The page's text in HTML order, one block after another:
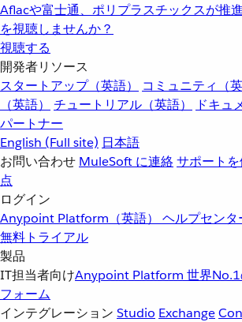
Aflacや富士通、ポリプラスチックスが推
を視聴しませんか？
視聴する
開発者リソース
スタートアップ（英語）
コミュニティ（英
（英語）
チュートリアル（英語）
ドキュ
パートナー
English (Full site) 日本語
お問い合わせ MuleSoft に連絡サポート
点
ログイン
Anypoint Platform（英語） ヘルプセンタ
無料トライアル
製品
IT担当者向けAnypoint Platform 世界
フォーム
インテグレーション Studio Exchange